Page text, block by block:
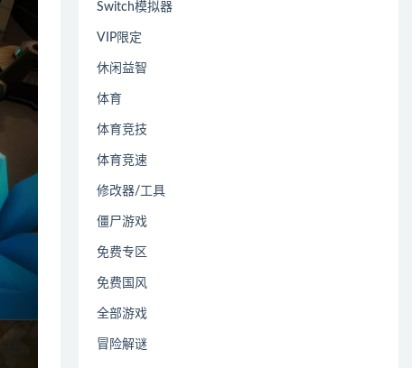
Switch模拟器
VIP限定
休闲益智
体育
体育竞技
体育竞速
修改器/工具
僵尸游戏
免费专区
免费国风
全部游戏
冒险解谜